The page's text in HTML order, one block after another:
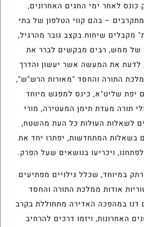
לאחר ימי החגים האחרונים,
– בהם קווי הטלפון של בתי
מקבלים שיחות בקצב גובר מהרגיל,
של ממש, רבים מבקשים לברר את
לדעת את המעשה אשר יעשון והדרך
התורה והחסד "מאורות הרש"ש",
יפת שליט"א, כינס למפגש מיוחד
תורה מעדת תימן המעטירה, מורי
לשאלות העולות כל העת מהשטח,
בשאלות המתחדשות, יפתרו יחד את
ויכריעו בנושאים שעל הפרק.
במיוחד, שכלל גילויים מפתיעים
אודות ממלכת התורה והחסד
דנו במהפכה האדירה מתחוללת בקרב
האחרונות, ויזמו דרכים להרחיב